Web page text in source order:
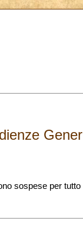
sospese per